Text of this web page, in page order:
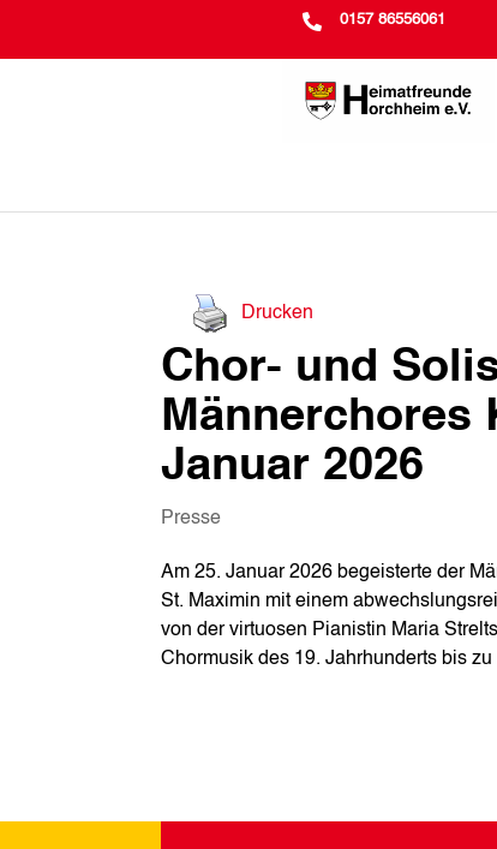
 0157 86556061
Drucken
Chor- und
Männerchores
Januar 2026
Presse
Am 25. Januar 2026 begeisterte der
St. Maximin mit einem
von der virtuosen Pianistin Maria
Chormusik des 19. Jahrhunderts bis